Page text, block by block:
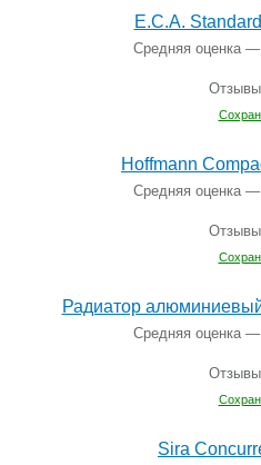
E.C.A.
Средняя оценка —
Hoffmann
Средняя оценка —
Радиатор
Средняя оценка —
Sira